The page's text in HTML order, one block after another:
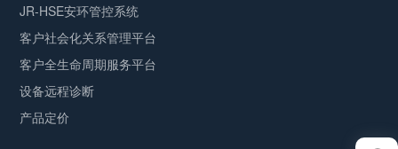
JR-HSE安环管控系统
客户社会化关系管理平台
客户全生命周期服务平台
设备远程诊断
产品定价